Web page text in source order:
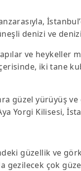
denizi ve
ve
iki tane
güzel yürüyüş
Yorgi Kilisesi,
güzellik ve
gezilecek çok